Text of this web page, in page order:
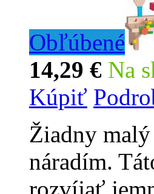
Obľúbené
14,29 € Na
Kúpiť
Žiadny malý
náradím.